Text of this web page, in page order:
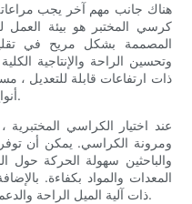
هناك جانب مهم آخر يجب مراعاته
كرسي المختبر هو بيئة
المصممة بشكل مريح في
وتحسين الراحة والإنتاجية
ذات ارتفاعات قابلة للتعديل ،
أنواع مختلفة من الجسم وتفضيلات العمل.
عند اختيار الكراسي
ومرونة الكراسي. يمكن أن
والباحثين سهولة الحركة حول
المعدات والمواد بكفاءة.
ذات آلية الميل الراحة والدعم المضافة خلال ساعات العمل الطويلة.